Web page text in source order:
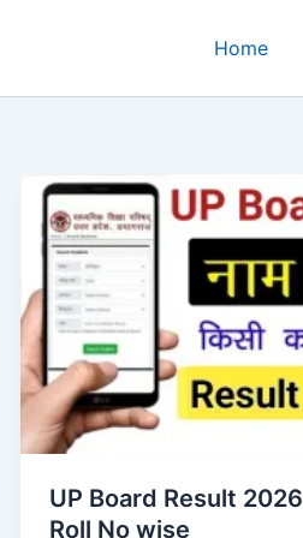
Home
UP Board Result
Roll No wise